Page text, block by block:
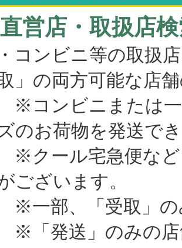
直営店・取扱店
コンビニ等の取扱
」の両方可能な店
ンビニまたは一
のお荷物を発送で
ール宅急便など
ございます。
部、「受取」の
発送」のみの店